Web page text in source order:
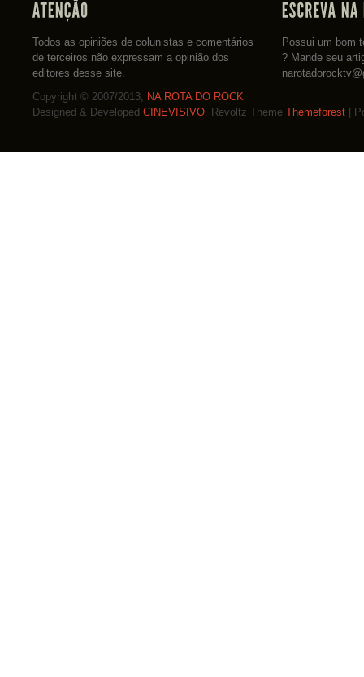
Todos as opiniões de colunistas e comentários
de terceiros não expressam a opinião dos
editores desse site.
Possui um bom
? Mande seu
Copyright © 2007/2013, NA ROTA DO ROCK
Designed & Developed CINEVISIVO. Revoltz Theme Themeforest |